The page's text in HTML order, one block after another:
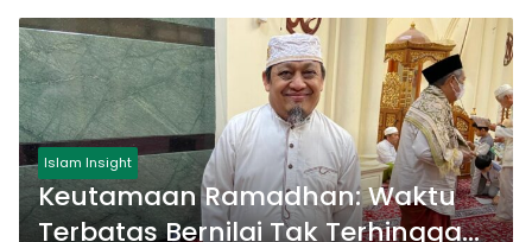
Islam Insight
Keutamaan Ramadhan: Waktu
Terbatas Bernilai Tak Terhingga